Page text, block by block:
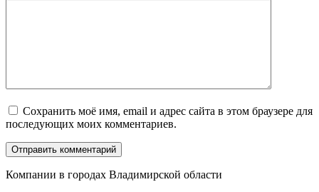
Сохранить моё имя, email и адрес сайта в этом браузере для
последующих моих комментариев.
Компании в городах Владимирской области